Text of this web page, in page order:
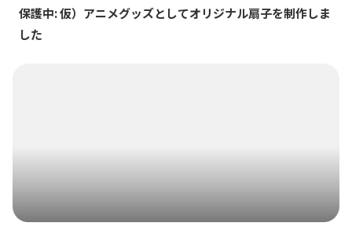
保護中: 仮）アニメグッズとしてオリジナル扇子を制作しま
した